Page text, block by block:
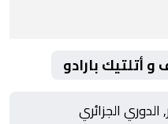
أتلتيك بارادو
الدوري الجزائري